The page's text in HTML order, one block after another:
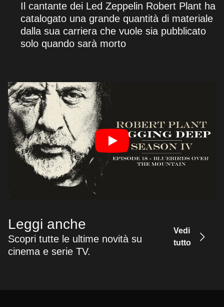
Il cantante dei Led Zeppelin Robert Plant ha
catalogato una grande quantità di materiale
dalla sua carriera che vuole sia pubblicato
solo quando sarà morto
Leggi anche
Scopri tutte le ultime novità su
cinema e serie TV.
Vedi
tutto